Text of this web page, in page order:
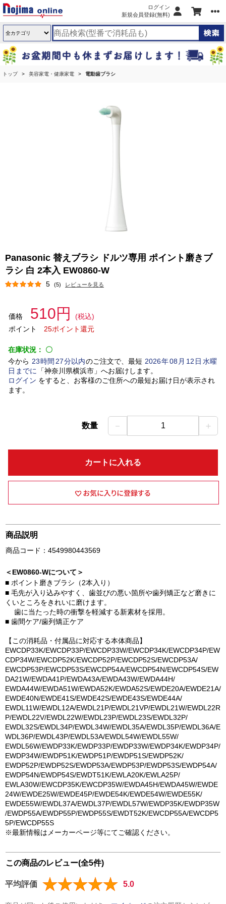
ログイン
新規会員登録(無料)
トップ 美容家電・健康家電 電動歯ブラシ
Panasonic 替えブラシ ドルツ専用 ポイント磨きブ
ラシ 白 2本入 EW0860-W
5 (5) レビューを見る
価格 510円
(税込)
ポイント
25ポイント還元
在庫状況： 〇
今から 23時間 27分以内のご注文で、最短 2026年08 月 12 日水曜
日 までに 「神奈川県横浜市」 へお届けします。
ログイン をすると、お客様のご住所への最短お届け日が表示され
ます。
数量 － 1 ＋
カートに入れる
商品説明
商品コード：4549980443569
＜EW0860-Wについて＞
■ ポイント磨きブラシ（2本入り）
■ 毛先が入り込みやすく、歯並びの悪い箇所や歯列矯正など磨きに
くいところをきれいに磨けます。
歯に当たった時の衝撃を軽減する新素材を採用。
■ 歯間ケア/歯列矯正ケア
【この消耗品・付属品に対応する本体商品】
EWCDP33K/EWCDP33P/EWCDP33W/EWCDP34K/EWCDP34P/EW
CDP34W/EWCDP52K/EWCDP52P/EWCDP52S/EWCDP53A/
EWCDP53P/EWCDP53S/EWCDP54A/EWCDP54N/EWCDP54S/EW
DA21W/EWDA41P/EWDA43A/EWDA43W/EWDA44H/
EWDA44W/EWDA51W/EWDA52K/EWDA52S/EWDE20A/EWDE21A/
EWDE40N/EWDE41S/EWDE42S/EWDE43S/EWDE44A/
EWDL11W/EWDL12A/EWDL21P/EWDL21VP/EWDL21W/EWDL22R
P/EWDL22V/EWDL22W/EWDL23P/EWDL23S/EWDL32P/
EWDL32S/EWDL34P/EWDL34W/EWDL35A/EWDL35P/EWDL36A/E
WDL36P/EWDL43P/EWDL53A/EWDL54W/EWDL55W/
EWDL56W/EWDP33K/EWDP33P/EWDP33W/EWDP34K/EWDP34P/
EWDP34W/EWDP51K/EWDP51P/EWDP51S/EWDP52K/
EWDP52P/EWDP52S/EWDP53A/EWDP53P/EWDP53S/EWDP54A/
EWDP54N/EWDP54S/EWDT51K/EWLA20K/EWLA25P/
EWLA30W/EWCDP35K/EWCDP35W/EWDA45H/EWDA45W/EWDE
24W/EWDE25W/EWDE45P/EWDE54K/EWDE54W/EWDE55K/
EWDE55W/EWDL37A/EWDL37P/EWDL57W/EWDP35K/EWDP35W
/EWDP55A/EWDP55P/EWDP55S/EWDT52K/EWCDP55A/EWCDP5
5P/EWCDP55S
※最新情報はメーカーページ等にてご確認ください。
この商品のレビュー(全5件)
平均評価 5.0